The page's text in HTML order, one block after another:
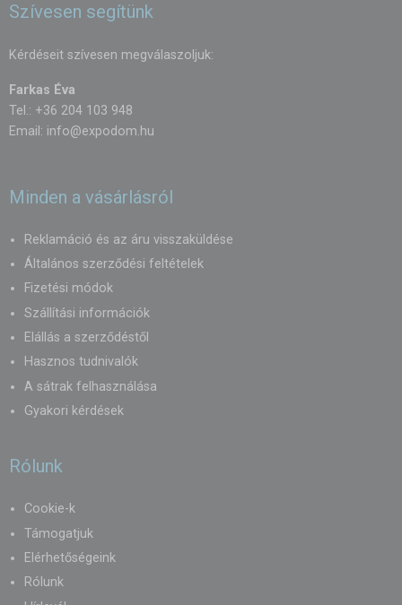
Szívesen segítünk
Kérdéseit szívesen megválaszoljuk:
Farkas Éva
Tel.: +36 204 103 948
Email: info@expodom.hu
Minden a vásárlásról
Reklamáció és az áru visszaküldése
Általános szerződési feltételek
Fizetési módok
Szállítási információk
Elállás a szerződéstől
Hasznos tudnivalók
A sátrak felhasználása
Gyakori kérdések
Rólunk
Cookie-k
Támogatjuk
Elérhetőségeink
Rólunk